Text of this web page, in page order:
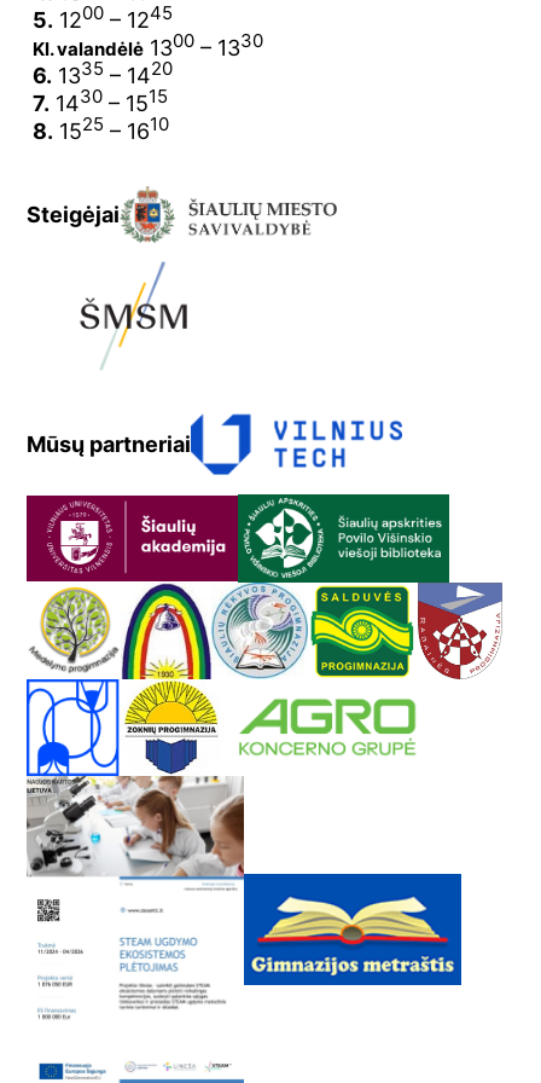
5. 1200 – 1245
Kl. valandėlė 1300 – 1330
6. 1335 – 1420
7. 1430 – 1515
8. 1525 – 1610
Steigėjai
Mūsų partneriai